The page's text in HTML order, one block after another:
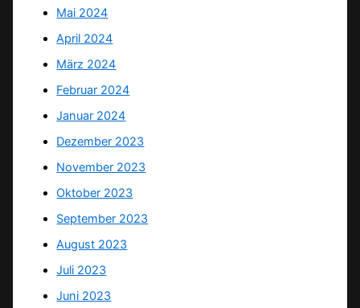
Mai 2024
April 2024
März 2024
Februar 2024
Januar 2024
Dezember 2023
November 2023
Oktober 2023
September 2023
August 2023
Juli 2023
Juni 2023